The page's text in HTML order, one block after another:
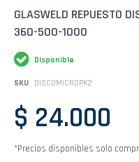
Saltar
comienzo
la
galería
de
GLASWELD REPUESTO
360-500-1000
Disponible
SKU DISCOMICROPK2
$ 24.000
*Precios disponibles solo